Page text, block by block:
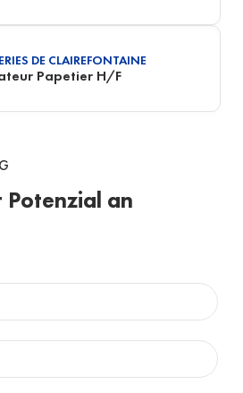
DE CLAIREFONTAINE
Papetier H/F
Potenzial an